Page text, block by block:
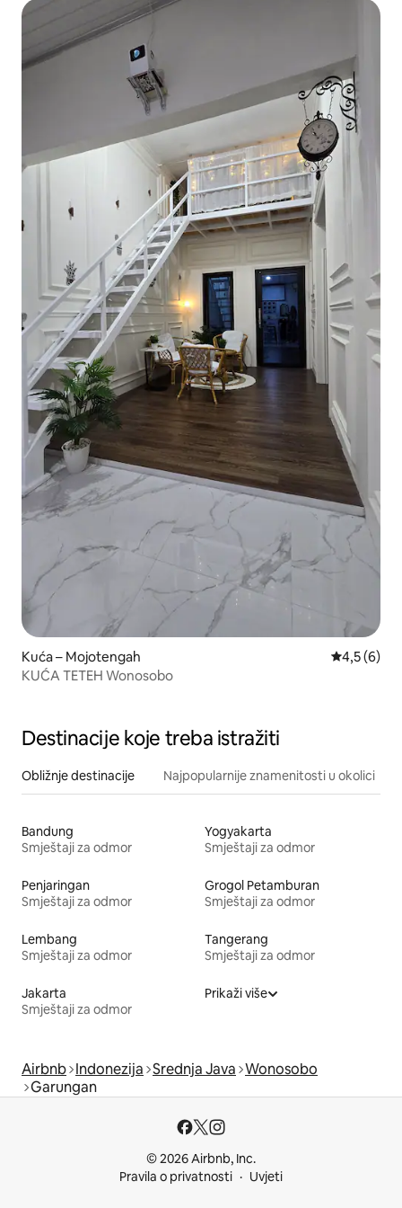
Kuća – Mojotengah Prosječna
4,5 (6)
KUĆA TETEH Wonosobo
Destinacije koje treba istražiti
Obližnje destinacije Najpopularnije znamenitosti u okolici
Bandung
Smještaji za odmor
Yogyakarta
Smještaji za odmor
Penjaringan
Smještaji za odmor
Grogol Petamburan
Smještaji za odmor
Lembang
Smještaji za odmor
Tangerang
Smještaji za odmor
Jakarta
Smještaji za odmor
Prikaži više
Airbnb Indonezija Srednja Java Wonosobo
Garungan
© 2026 Airbnb, Inc.
Pravila o privatnosti
Uvjeti